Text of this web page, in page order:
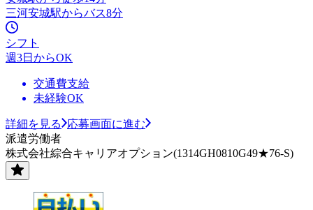
三河安城駅からバス8分
シフト
週3日からOK
交通費支給
未経験OK
詳細を見る
応募画面に進む
派遣労働者
株式会社綜合キャリアオプション(1314GH0810G49★76-S)